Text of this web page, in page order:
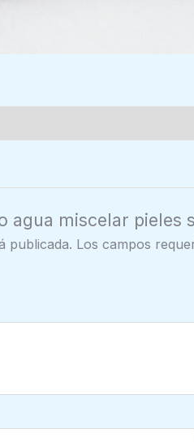
agua miscelar
publicada. Los campos